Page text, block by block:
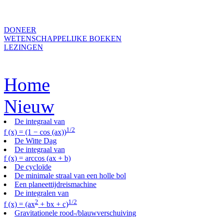
DONEER
WETENSCHAPPELIJKE BOEKEN
LEZINGEN
Home
Nieuw
De integraal van
f (x) = (1 − cos (ax))1/2
De Witte Dag
De integraal van
f (x) = arccos (ax + b)
De cycloïde
De minimale straal van een holle bol
Een planeettijdreismachine
De integralen van
f (x) = (ax2 + bx + c)1/2
Gravitationele rood-/blauwverschuiving